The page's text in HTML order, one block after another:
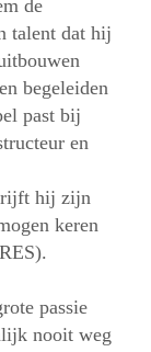
de
talent dat hij
begeleiden
past bij
en
hij zijn
keren
passie
nooit weg